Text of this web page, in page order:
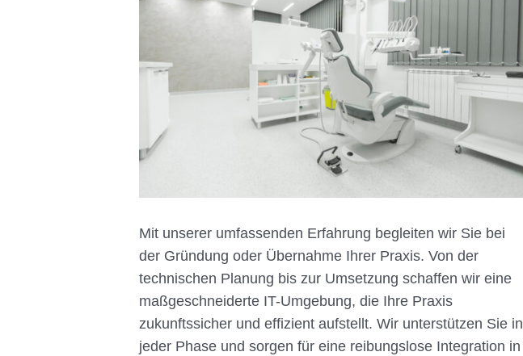
Mit unserer umfassenden Erfahrung begleiten wir Sie bei
der Gründung oder Übernahme Ihrer Praxis. Von der
technischen Planung bis zur Umsetzung schaffen wir eine
maßgeschneiderte IT-Umgebung, die Ihre Praxis
zukunftssicher und effizient aufstellt. Wir unterstützen Sie in
jeder Phase und sorgen für eine reibungslose Integration in